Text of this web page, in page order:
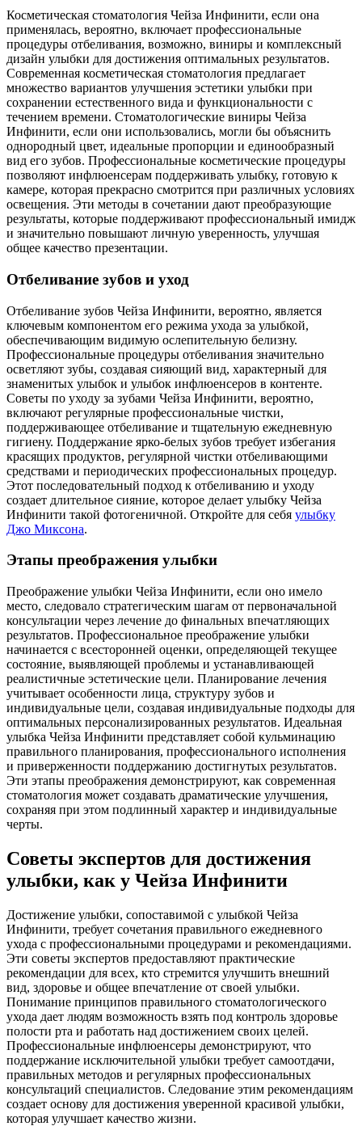
Косметическая стоматология Чейза Инфинити, если она
применялась, вероятно, включает профессиональные
процедуры отбеливания, возможно, виниры и комплексный
дизайн улыбки для достижения оптимальных результатов.
Современная косметическая стоматология предлагает
множество вариантов улучшения эстетики улыбки при
сохранении естественного вида и функциональности с
течением времени. Стоматологические виниры Чейза
Инфинити, если они использовались, могли бы объяснить
однородный цвет, идеальные пропорции и единообразный
вид его зубов. Профессиональные косметические процедуры
позволяют инфлюенсерам поддерживать улыбку, готовую к
камере, которая прекрасно смотрится при различных условиях
освещения. Эти методы в сочетании дают преобразующие
результаты, которые поддерживают профессиональный имидж
и значительно повышают личную уверенность, улучшая
общее качество презентации.
Отбеливание зубов и уход
Отбеливание зубов Чейза Инфинити, вероятно, является
ключевым компонентом его режима ухода за улыбкой,
обеспечивающим видимую ослепительную белизну.
Профессиональные процедуры отбеливания значительно
осветляют зубы, создавая сияющий вид, характерный для
знаменитых улыбок и улыбок инфлюенсеров в контенте.
Советы по уходу за зубами Чейза Инфинити, вероятно,
включают регулярные профессиональные чистки,
поддерживающее отбеливание и тщательную ежедневную
гигиену. Поддержание ярко-белых зубов требует избегания
красящих продуктов, регулярной чистки отбеливающими
средствами и периодических профессиональных процедур.
Этот последовательный подход к отбеливанию и уходу
создает длительное сияние, которое делает улыбку Чейза
Инфинити такой фотогеничной. Откройте для себя улыбку
Джо Миксона.
Этапы преображения улыбки
Преображение улыбки Чейза Инфинити, если оно имело
место, следовало стратегическим шагам от первоначальной
консультации через лечение до финальных впечатляющих
результатов. Профессиональное преображение улыбки
начинается с всесторонней оценки, определяющей текущее
состояние, выявляющей проблемы и устанавливающей
реалистичные эстетические цели. Планирование лечения
учитывает особенности лица, структуру зубов и
индивидуальные цели, создавая индивидуальные подходы для
оптимальных персонализированных результатов. Идеальная
улыбка Чейза Инфинити представляет собой кульминацию
правильного планирования, профессионального исполнения
и приверженности поддержанию достигнутых результатов.
Эти этапы преображения демонстрируют, как современная
стоматология может создавать драматические улучшения,
сохраняя при этом подлинный характер и индивидуальные
черты.
Советы экспертов для достижения
улыбки, как у Чейза Инфинити
Достижение улыбки, сопоставимой с улыбкой Чейза
Инфинити, требует сочетания правильного ежедневного
ухода с профессиональными процедурами и рекомендациями.
Эти советы экспертов предоставляют практические
рекомендации для всех, кто стремится улучшить внешний
вид, здоровье и общее впечатление от своей улыбки.
Понимание принципов правильного стоматологического
ухода дает людям возможность взять под контроль здоровье
полости рта и работать над достижением своих целей.
Профессиональные инфлюенсеры демонстрируют, что
поддержание исключительной улыбки требует самоотдачи,
правильных методов и регулярных профессиональных
консультаций специалистов. Следование этим рекомендациям
создает основу для достижения уверенной красивой улыбки,
которая улучшает качество жизни.